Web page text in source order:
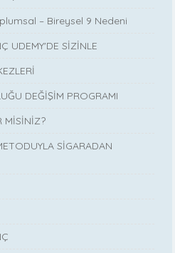
– Bireysel 9 Nedeni
UDEMY'DE SİZİNLE
DEĞİŞİM PROGRAMI
MİSİNİZ?
SİGARADAN